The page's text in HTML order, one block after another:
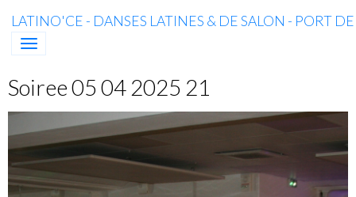
LATINO'CE - DANSES LATINES & DE SALON - PORT
Soiree 05 04 2025 21